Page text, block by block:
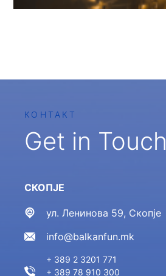
КОНТАКТ
Get in Touch
СКОПЈЕ
ул. Ленинова 59, Скопје
info@balkanfun.mk
+ 389 2 3201 771
+ 389 78 910 300